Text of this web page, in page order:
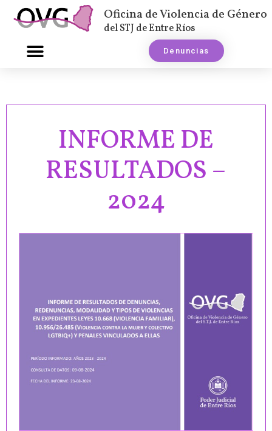
Oficina de Violencia de Género
del STJ de Entre Ríos
Denuncias
INFORME DE
RESULTADOS –
2024